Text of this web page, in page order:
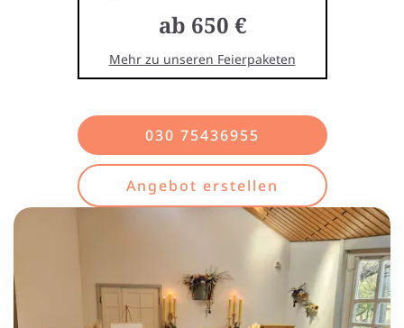
ab 650 €
Mehr zu unseren Feierpaketen
030 75436955
Angebot erstellen